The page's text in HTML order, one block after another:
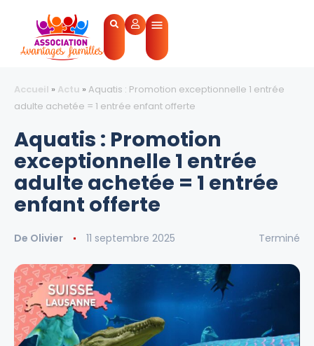
Accueil » Actu » Aquatis : Promotion exceptionnelle 1 entrée
adulte achetée = 1 entrée enfant offerte
Aquatis : Promotion
exceptionnelle 1 entrée
adulte achetée = 1 entrée
enfant offerte
De Olivier 11 septembre 2025 Terminé